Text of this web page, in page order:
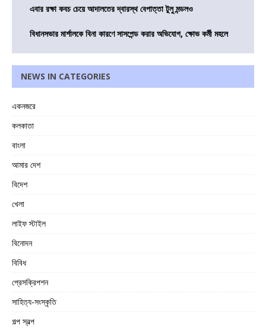
এবার রক্ষা কবচ চেয়ে আদালতের দ্বারস্থ বেপাত্তা টুলু মন্ডলও
বিধানসভার মার্শালকে বিনা কারণে সাসপেন্ড করার অভিযোগ, ক্ষোভ কর্মী মহলে
NEWS IN CATEGORIES
একনজরে
কলকাতা
বাংলা
আমার দেশ
বিদেশ
খেলা
লাইফ স্টাইল
বিনোদন
বিবিধ
প্রেসক্রিপশন
সাহিত্য-সংস্কৃতি
গল্প স্বল্প